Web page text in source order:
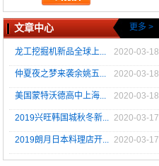
文章中心 更多 >
龙工挖掘机新品全球上... 2020-03-18
仲夏夜之梦来袭余姚五... 2020-03-18
美国蒙特沃德高中上海... 2020-03-18
2019兴旺韩国城秋冬新... 2020-03-17
2019朗月日本料理店开... 2020-03-17